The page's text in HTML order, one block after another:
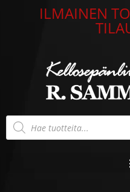
ILMAINEN
Products
search